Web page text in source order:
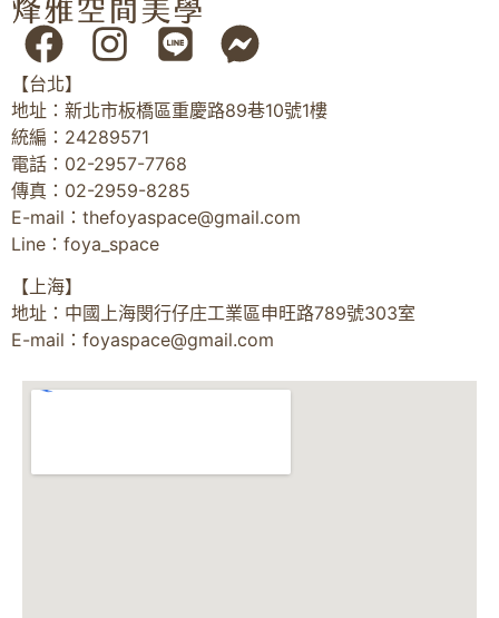
【台北】
地址：新北市板橋區重慶路89巷10號1樓
統編：24289571
電話：02-2957-7768
傳真：02-2959-8285
E-mail： thefoyaspace@gmail.com
Line：foya_space
【上海】
地址：中國上海閔行仔庄工業區申旺路789號303室
E-mail： foyaspace@gmail.com